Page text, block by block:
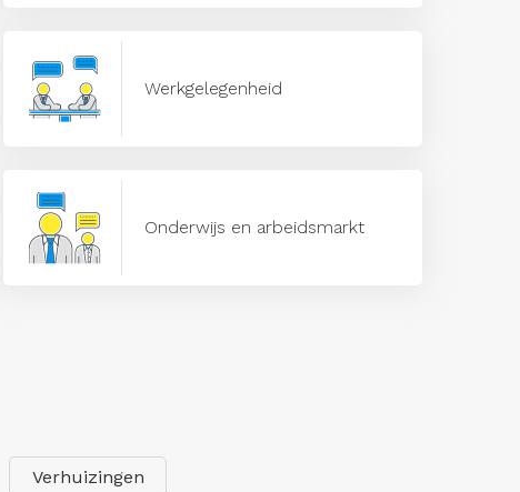
Werkgelegenheid
Onderwijs en arbeidsmarkt
Verhuizingen